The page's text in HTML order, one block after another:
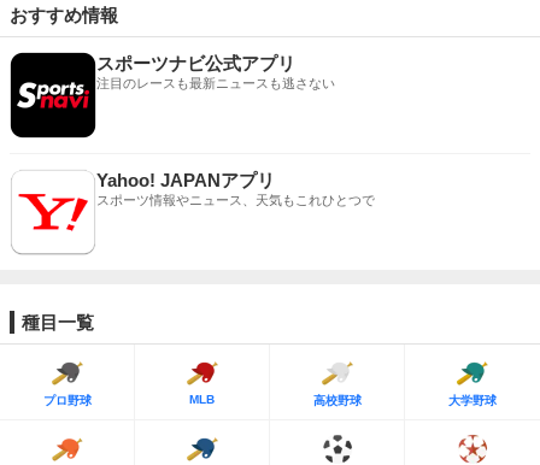
おすすめ情報
スポーツナビ公式アプリ
注目のレースも最新ニュースも逃さない
Yahoo! JAPANアプリ
スポーツ情報やニュース、天気もこれひとつで
種目一覧
プロ野球 MLB 高校野球 大学野球